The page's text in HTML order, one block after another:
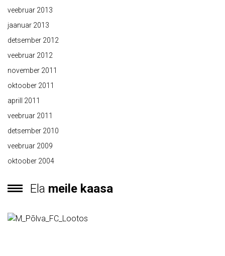
veebruar 2013
jaanuar 2013
detsember 2012
veebruar 2012
november 2011
oktoober 2011
aprill 2011
veebruar 2011
detsember 2010
veebruar 2009
oktoober 2004
Ela meile kaasa